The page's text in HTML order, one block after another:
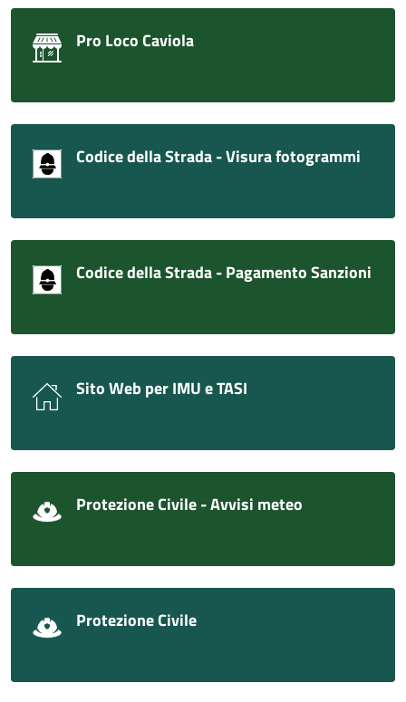
Pro Loco Caviola
Codice della Strada - Visura fotogrammi
Codice della Strada - Pagamento Sanzioni
Sito Web per IMU e TASI
Protezione Civile - Avvisi meteo
Protezione Civile